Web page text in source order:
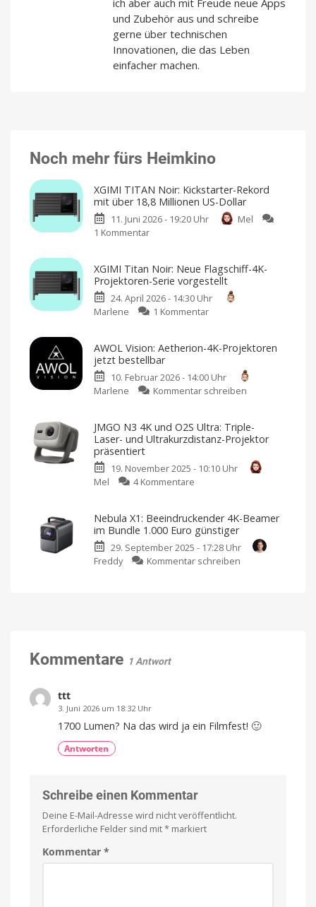
und Zubehör aus und schreibe
gerne über technischen
Innovationen, die das Leben
einfacher machen.
Noch mehr fürs Heimkino
XGIMI TITAN Noir: Kickstarter-Rekord
mit über 18,8 Millionen US-Dollar
11. Juni 2026 - 19:20 Uhr
Mel
1 Kommentar
Noir:
Kickstarter-
Rekord
mit
Millionen
US-
Dollar
Für
XGIMI Titan Noir: Neue Flagschiff-4K-
Projektoren-Serie vorgestellt
24. April 2026 - 14:30 Uhr
Marlene
1 Kommentarzu
Noir:
Flagschiff-
4K-
vorgestellt
Über
AWOL Vision: Aetherion-4K-Projektoren
jetzt bestellbar
10. Februar 2026 - 14:00 Uhr
Marlene
Kommentar schreiben
Aetherion-
4K-
Projektoren
jetzt
Laser
JMGO N3 4K und O2S Ultra: Triple-
Laser- und Ultrakurzdistanz-Projektor
präsentiert
19. November 2025 - 10:10 Uhr
Mel
4 Kommentare
4K
und
O2S
Ultra:
Nebula X1: Beeindruckender 4K-Beamer
im Bundle 1.000 Euro günstiger
29. September 2025 - 17:28 Uhr
Freddy
Kommentar schreiben
und
Kommentare 1 Antwort
ttt
3. Juni 2026 um 18:32 Uhr
1700 Lumen? Na das wird ja ein Filmfest! 🙂
Antworten
Schreibe einen Kommentar
Deine E-Mail-Adresse wird nicht veröffentlicht.
Erforderliche Felder sind mit* markiert
Kommentar *